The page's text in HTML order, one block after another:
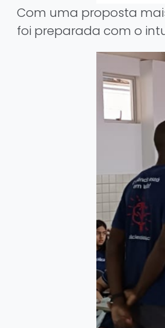
Com uma proposta
foi preparada com o